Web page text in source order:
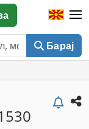
Барај